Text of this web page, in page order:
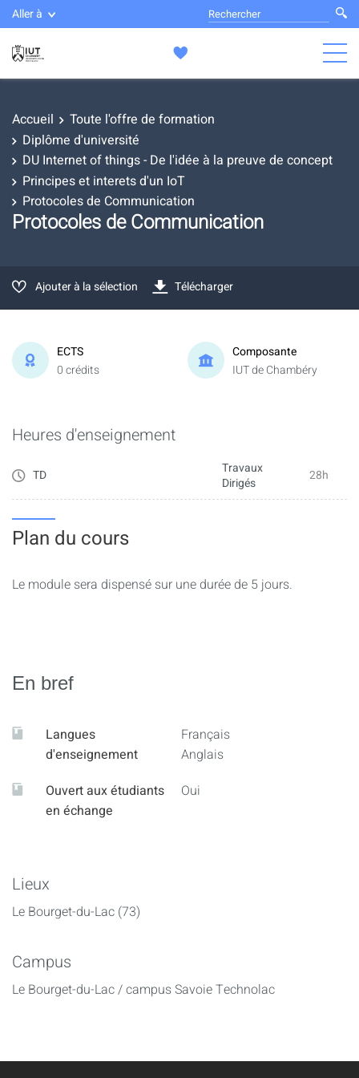
Aller à
Accueil
Toute l'offre de formation
Diplôme d'université
DU Internet of things - De l'idée à la preuve de concept
Principes et interets d'un IoT
Protocoles de Communication
Protocoles de Communication
Ajouter à la sélection Télécharger
ECTS
0 crédits
Composante
IUT de Chambéry
Heures d'enseignement
TD
Travaux
Dirigés
28h
Plan du cours
Le module sera dispensé sur une durée de 5 jours.
En bref
Langues
d'enseignement
Français
Anglais
Ouvert aux étudiants
en échange
Oui
Lieux
Le Bourget-du-Lac (73)
Campus
Le Bourget-du-Lac / campus Savoie Technolac